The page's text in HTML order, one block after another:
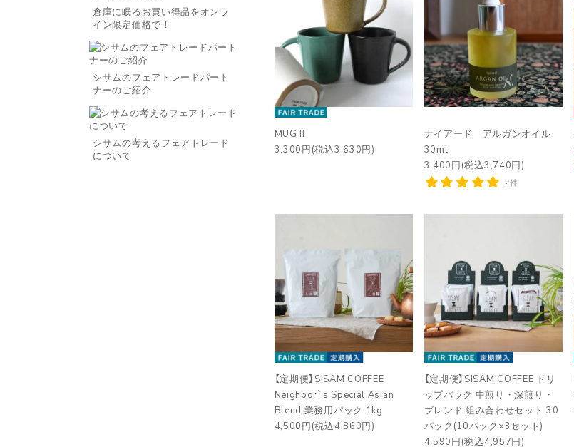
MUG II
3,300円(税込3,630円)
ナイアード アルガンオイル
30ml
3,400円(税込3,740円)
2件
【定期便】SISAM COFFEE
Neighbor`s Special Asian
Blend 業務用パック 1kg
4,500円(税込4,860円)
【定期便】SISAM COFFEE ドリ
ップパック 中煎り・深煎り・
ブレンド 組み合わせセット 30
パック(10パック×3セット)
4,590円(税込4,957円)
倉庫に眠るお買い得品をオンラ
イン限定価格で！
シサムのフェアトレードパート
ナーのご紹介
シサムの考えるフェアトレード
について